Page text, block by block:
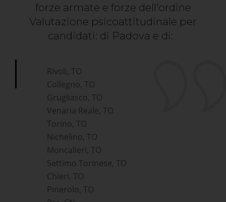
forze armate e forze dell'ordine
Valutazione psicoattitudinale per
candidati: di Padova e di:
Rivoli, TO
Collegno, TO
Grugliasco, TO
Venaria Reale, TO
Torino, TO
Nichelino, TO
Moncalieri, TO
Settimo Torinese, TO
Chieri, TO
Pinerolo, TO